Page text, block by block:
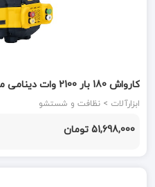
KENZAX
ابزارآلات > نظافت و شستشو
51,698,000 تومان